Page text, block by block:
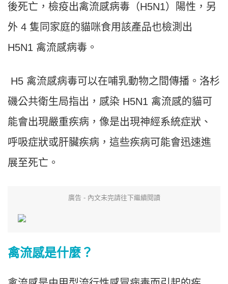
後死亡，檢疫出禽流感病毒（H5N1）陽性，另
外 4 隻同家庭的貓咪食用該產品也檢測出
H5N1 禽流感病毒。
H5 禽流感病毒可以在哺乳動物之間傳播。洛杉
磯公共衛生局指出，感染 H5N1 禽流感的貓可
能會出現嚴重疾病，像是出現神經系統症狀、
呼吸症狀或肝臟疾病，這些疾病可能會迅速進
展至死亡。
廣告 - 內文未完請往下繼續閱讀
禽流感是什麼？